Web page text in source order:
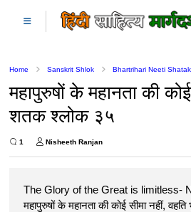
Home Sanskrit Shlok Bhartrihari Neeti Shatak
महापुरुषों के महानता की
शतक श्लोक ३५
1 Nisheeth Ranjan
The Glory of the Great is limitless-
महापुरुषों के महानता की कोई सीमा नहीं,